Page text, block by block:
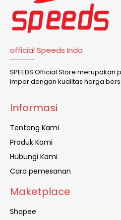
official Speeds Indo
SPEEDS Official Store
impor dengan kualitas harga
Informasi
Tentang Kami
Produk Kami
Hubungi Kami
Cara pemesanan
Maketplace
Shopee